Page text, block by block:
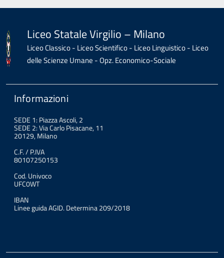
Liceo Statale Virgilio – Milano
Liceo Classico - Liceo Scientifico - Liceo Linguistico - Liceo
delle Scienze Umane - Opz. Economico-Sociale
Informazioni
SEDE 1: Piazza Ascoli, 2
SEDE 2: Via Carlo Pisacane, 11
20129, Milano
C.F. / P.IVA
80107250153
Cod. Univoco
UFC0WT
IBAN
Linee guida AGID. Determina 209/2018